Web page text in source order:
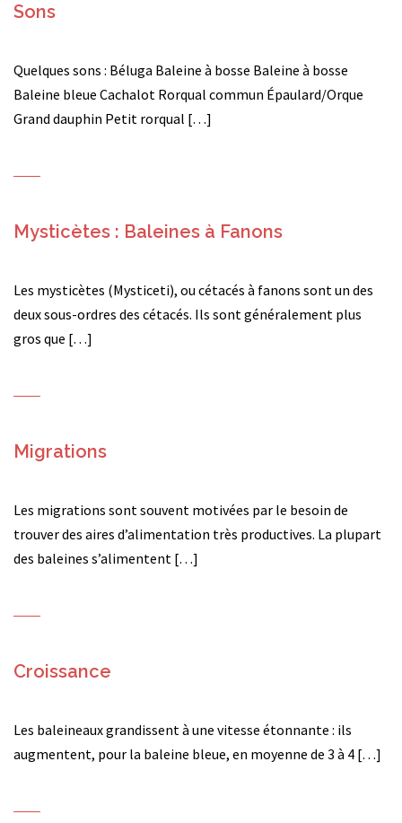
Sons
Quelques sons : Béluga Baleine à bosse Baleine à bosse
Baleine bleue Cachalot Rorqual commun Épaulard/Orque
Grand dauphin Petit rorqual […]
Mysticètes : Baleines à Fanons
Les mysticètes (Mysticeti), ou cétacés à fanons sont un des
deux sous-ordres des cétacés. Ils sont généralement plus
gros que […]
Migrations
Les migrations sont souvent motivées par le besoin de
trouver des aires d’alimentation très productives. La plupart
des baleines s’alimentent […]
Croissance
Les baleineaux grandissent à une vitesse étonnante : ils
augmentent, pour la baleine bleue, en moyenne de 3 à 4 […]